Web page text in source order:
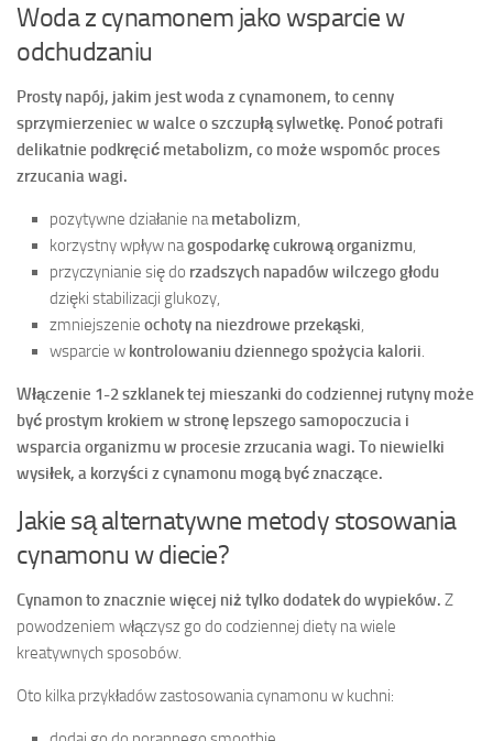
Woda z cynamonem jako wsparcie w
odchudzaniu
Prosty napój, jakim jest woda z cynamonem, to cenny
sprzymierzeniec w walce o szczupłą sylwetkę. Ponoć potrafi
delikatnie podkręcić metabolizm, co może wspomóc proces
zrzucania wagi.
pozytywne działanie nametabolizm,
korzystny wpływ nagospodarkę cukrową organizmu,
przyczynianie się do rzadszych napadów wilczego głodu
dzięki stabilizacji glukozy,
zmniejszenie ochoty na niezdrowe przekąski,
wsparcie w kontrolowaniu dziennego spożycia kalorii.
Włączenie 1-2 szklanek tej mieszanki do codziennej rutyny może
być prostym krokiem w stronę lepszego samopoczucia i
wsparcia organizmu w procesie zrzucania wagi. To niewielki
wysiłek, a korzyści z cynamonu mogą być znaczące.
Jakie są alternatywne metody stosowania
cynamonu w diecie?
Cynamon to znacznie więcej niż tylko dodatek do wypieków. Z
powodzeniem włączysz go do codziennej diety na wiele
kreatywnych sposobów.
Oto kilka przykładów zastosowania cynamonu w kuchni: